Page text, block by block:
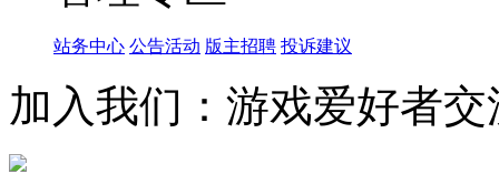
站务中心 公告活动 版主招聘 投诉建议
加入我们：游戏爱好者交